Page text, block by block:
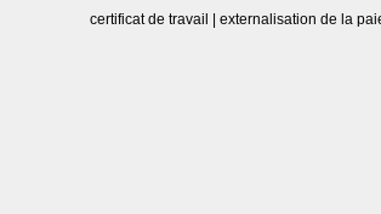
certificat de travail externalisation de la